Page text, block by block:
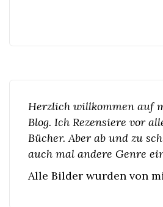
Herzlich willkommen auf
Blog. Ich Rezensiere vor
Bücher. Aber ab und zu
auch mal andere Genre
Alle Bilder wurden von